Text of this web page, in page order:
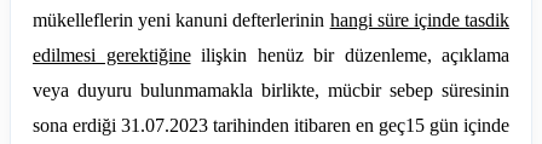
mükelleflerin yeni kanuni defterlerinin hangi süre içinde tasdik
edilmesi gerektiğineilişkin henüz bir düzenleme, açıklama
veya duyuru bulunmamakla birlikte, mücbir sebep süresinin
sona erdiği 31.07.2023 tarihinden itibaren en geç15 gün içinde